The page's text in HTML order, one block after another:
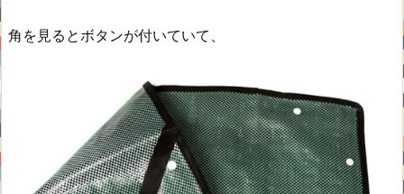
角を見るとボタンが付いていて、